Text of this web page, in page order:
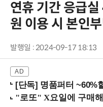
연휴 기간 응급
원 이용 시 본인
발행일 : 2024-09-17 18:13
[단독] 명품퍼터 ~60%할